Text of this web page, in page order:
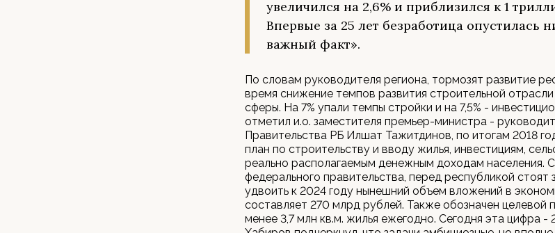
увеличился на 2,6% и приблизился к 1
Впервые за 25 лет безработица опустилась
важный факт».
По словам руководителя региона, тормозят развитие
время снижение темпов развития строительной
сферы. На 7% упали темпы стройки и на 7,5% -
отметил и.о. заместителя премьер-министра -
Правительства РБ Илшат Тажитдинов, по итогам 2018
план по строительству и вводу жилья, инвестициям,
реально располагаемым денежным доходам населения.
федерального правительства, перед республикой стоят
удвоить к 2024 году нынешний объем вложений в
составляет 270 млрд рублей. Также обозначен целевой
менее 3,7 млн кв.м. жилья ежегодно. Сегодня эта цифра -